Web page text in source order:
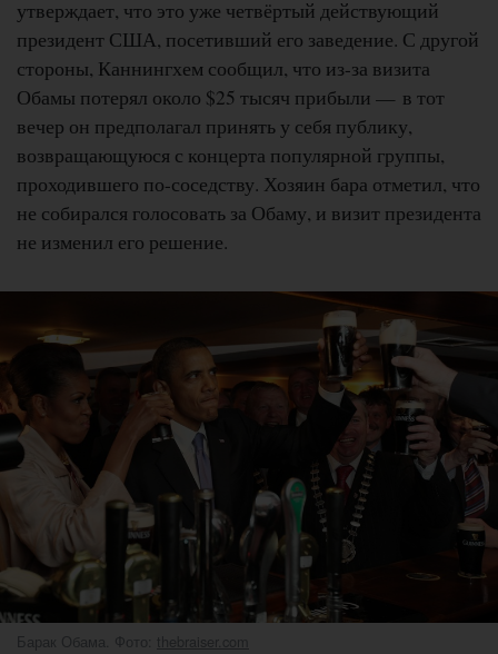
утверждает, что это уже четвёртый действующий
президент США, посетивший его заведение. С другой
стороны, Каннингхем сообщил, что из-за визита
Обамы потерял около $25 тысяч прибыли — в тот
вечер он предполагал принять у себя публику,
возвращающуюся с концерта популярной группы,
проходившего по-соседству. Хозяин бара отметил, что
не собирался голосовать за Обаму, и визит президента
не изменил его решение.
Барак Обама. Фото: thebraiser.com